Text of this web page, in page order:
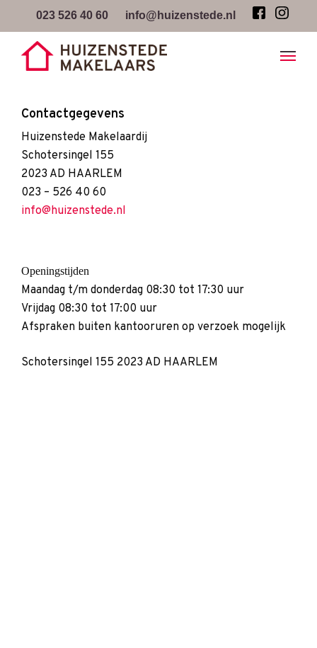
content
023 526 40 60 info@huizenstede.nl
Contactgegevens
Huizenstede Makelaardij
Schotersingel 155
2023 AD HAARLEM
023 – 526 40 60
info@huizenstede.nl
Openingstijden
Maandag t/m donderdag 08:30 tot 17:30 uur
Vrijdag 08:30 tot 17:00 uur
Afspraken buiten kantooruren op verzoek mogelijk
Schotersingel 155 2023 AD HAARLEM